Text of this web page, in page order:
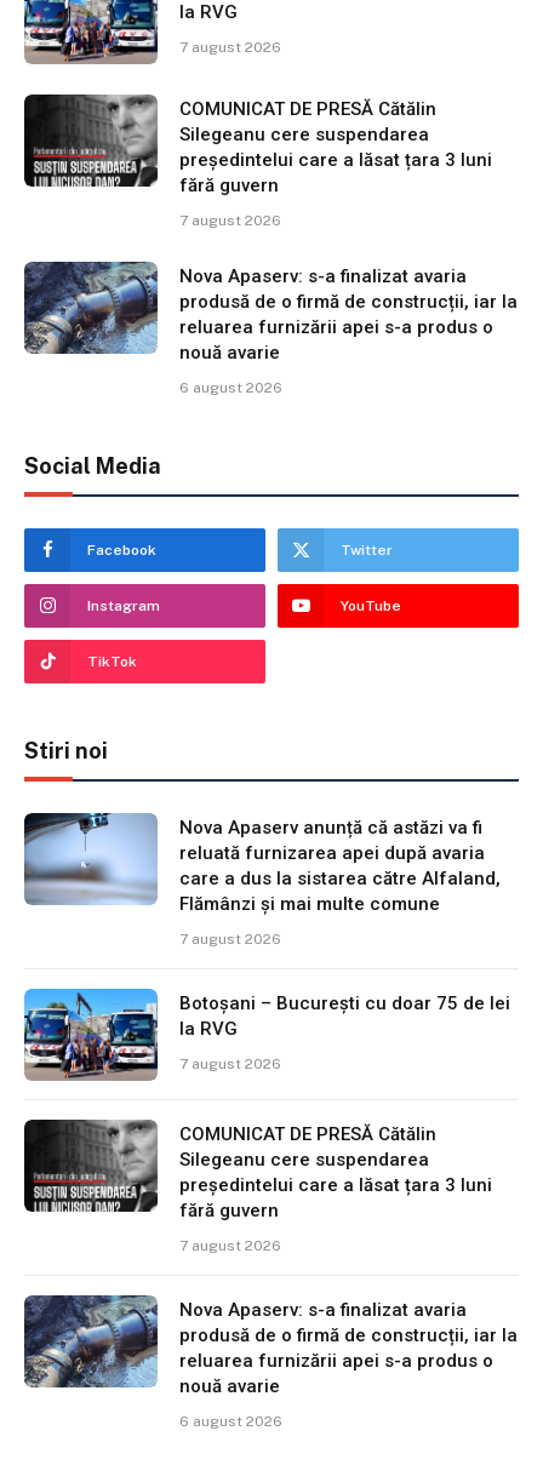
la RVG
7 august 2026
COMUNICAT DE PRESĂ Cătălin
Silegeanu cere suspendarea
președintelui care a lăsat țara 3 luni
fără guvern
7 august 2026
Nova Apaserv: s-a finalizat avaria
produsă de o firmă de construcții, iar la
reluarea furnizării apei s-a produs o
nouă avarie
6 august 2026
Social Media
Facebook Twitter
Instagram YouTube
TikTok
Stiri noi
Nova Apaserv anunță că astăzi va fi
reluată furnizarea apei după avaria
care a dus la sistarea către Alfaland,
Flămânzi și mai multe comune
7 august 2026
Botoșani – București cu doar 75 de lei
la RVG
7 august 2026
COMUNICAT DE PRESĂ Cătălin
Silegeanu cere suspendarea
președintelui care a lăsat țara 3 luni
fără guvern
7 august 2026
Nova Apaserv: s-a finalizat avaria
produsă de o firmă de construcții, iar la
reluarea furnizării apei s-a produs o
nouă avarie
6 august 2026